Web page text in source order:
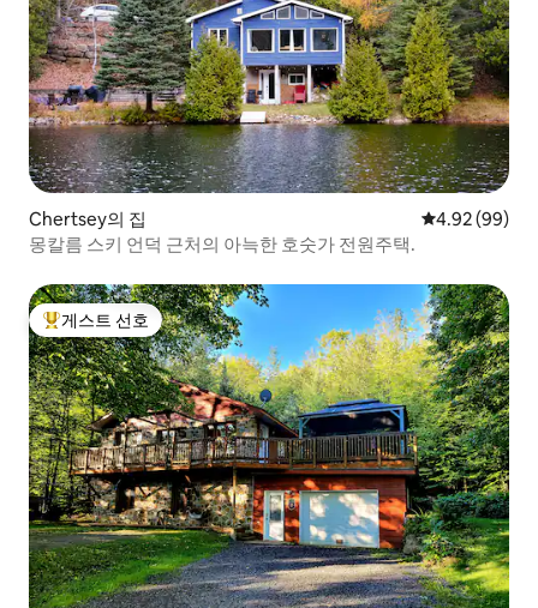
Chertsey의 집 평점 4.92점(5
4.92 (99)
몽칼름 스키 언덕 근처의 아늑한 호숫가 전원주택.
상위 게스트 선호
게스트 선호